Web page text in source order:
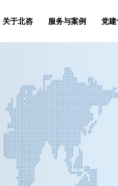
关于北咨 服务与案例 党